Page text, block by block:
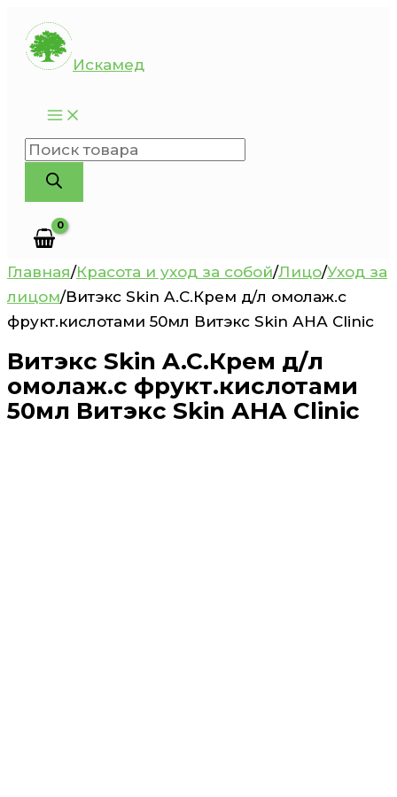
Перейти
содержимому
Искамед
Поиск
товаров
Главная/Красота и уход за собой/Лицо/Уход за
лицом/Витэкс Skin A.C.Крем д/л омолаж.с
фрукт.кислотами 50мл Витэкс Skin АНА Clinic
Витэкс Skin A.C.Крем д/л
омолаж.с фрукт.кислотами
50мл Витэкс Skin АНА Clinic